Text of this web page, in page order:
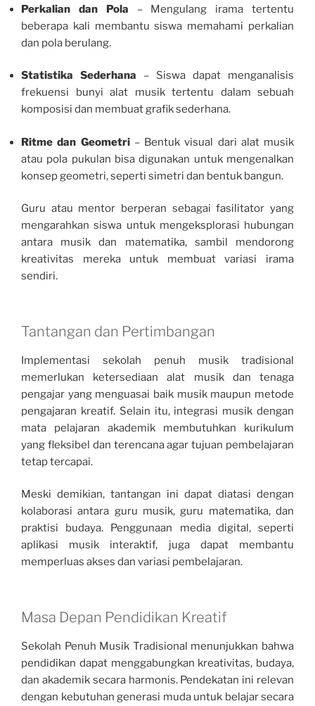
Perkalian dan Pola – Mengulang irama tertentu
beberapa kali membantu siswa memahami perkalian
dan pola berulang.
Statistika Sederhana – Siswa dapat menganalisis
frekuensi bunyi alat musik tertentu dalam sebuah
komposisi dan membuat grafik sederhana.
Ritme dan Geometri– Bentuk visual dari alat musik
atau pola pukulan bisa digunakan untuk mengenalkan
konsep geometri, seperti simetri dan bentuk bangun.
Guru atau mentor berperan sebagai fasilitator yang
mengarahkan siswa untuk mengeksplorasi hubungan
antara musik dan matematika, sambil mendorong
kreativitas mereka untuk membuat variasi irama
sendiri.
Tantangan dan Pertimbangan
Implementasi sekolah penuh musik tradisional
memerlukan ketersediaan alat musik dan tenaga
pengajar yang menguasai baik musik maupun metode
pengajaran kreatif. Selain itu, integrasi musik dengan
mata pelajaran akademik membutuhkan kurikulum
yang fleksibel dan terencana agar tujuan pembelajaran
tetap tercapai.
Meski demikian, tantangan ini dapat diatasi dengan
kolaborasi antara guru musik, guru matematika, dan
praktisi budaya. Penggunaan media digital, seperti
aplikasi musik interaktif, juga dapat membantu
memperluas akses dan variasi pembelajaran.
Masa Depan Pendidikan Kreatif
Sekolah Penuh Musik Tradisional menunjukkan bahwa
pendidikan dapat menggabungkan kreativitas, budaya,
dan akademik secara harmonis. Pendekatan ini relevan
dengan kebutuhan generasi muda untuk belajar secara